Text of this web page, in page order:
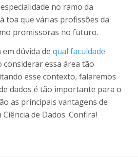
no ramo da
toa que várias profissões da
promissoras no futuro.
em dúvida de qual faculdade
considerar essa área tão
esse contexto, falaremos
dados é tão importante para o
as principais vantagens de
de Dados. Confira!